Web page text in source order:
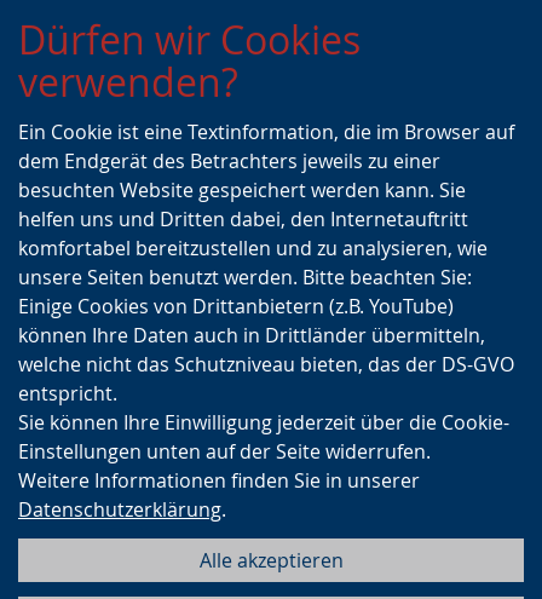
Zur
Hauptnavigation
Zur
Seitennavigation
Zum
Inhalt
Dürfen wir Cookies
verwenden?
Ein Cookie ist eine Textinformation, die im Browser auf
dem Endgerät des Betrachters jeweils zu einer
besuchten Website gespeichert werden kann. Sie
helfen uns und Dritten dabei, den Internetauftritt
komfortabel bereitzustellen und zu analysieren, wie
unsere Seiten benutzt werden. Bitte beachten Sie:
Einige Cookies von Drittanbietern (z.B. YouTube)
können Ihre Daten auch in Drittländer übermitteln,
welche nicht das Schutzniveau bieten, das der DS-GVO
entspricht.
Sie können Ihre Einwilligung jederzeit über die Cookie-
Einstellungen unten auf der Seite widerrufen.
Weitere Informationen finden Sie in unserer
Datenschutzerklärung.
Alle akzeptieren